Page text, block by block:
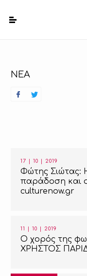
ΝΕΑ
17 | 10 | 2019
Φώτης Σιώτας:
παράδοση και
culturenow.gr
11 | 10 | 2019
Ο χορός της
ΧΡΗΣΤΟΣ